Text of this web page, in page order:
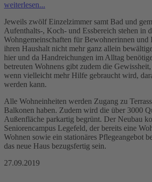
weiterlesen...
Jeweils zwölf Einzelzimmer samt Bad und
Aufenthalts-, Koch- und Essbereich stehen in
Wohngemeinschaften für Bewohnerinnen und
ihren Haushalt nicht mehr ganz allein
hier und da Handreichungen im Alltag
betreuten Wohnens gibt zudem die Gewissheit,
wenn vielleicht mehr Hilfe gebraucht wird,
werden kann.
Alle Wohneinheiten werden Zugang zu
Balkonen haben. Zudem wird die über 3000
Außenfläche parkartig begrünt. Der Neubau
Seniorencampus Legefeld, der bereits eine
Wohnen sowie ein stationäres Pflegeangebot
das neue Haus bezugsfertig sein.
27.09.2019